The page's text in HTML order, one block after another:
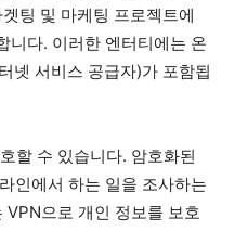
팅 및 마케팅 프로젝트에
니다. 이러한 엔터티에는 온
넷 서비스 공급자)가 포함됩
할 수 있습니다. 암호화된
인에서 하는 일을 조사하는
으로 개인 정보를 보호